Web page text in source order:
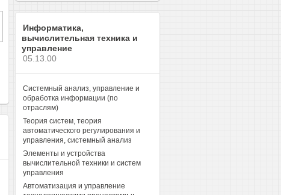
Информатика,
вычислительная техника и
управление
05.13.00
Системный анализ, управление и
обработка информации (по
отраслям)
Теория систем, теория
автоматического регулирования и
управления, системный анализ
Элементы и устройства
вычислительной техники и систем
управления
Автоматизация и управление